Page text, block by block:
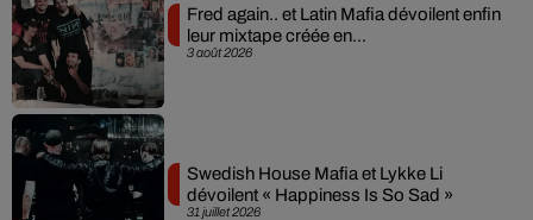
3 août 2026
Fred again.. et Latin Mafia dévoilent enfin
leur mixtape créée en...
31 juillet 2026
Swedish House Mafia et Lykke Li
dévoilent « Happiness Is So Sad »